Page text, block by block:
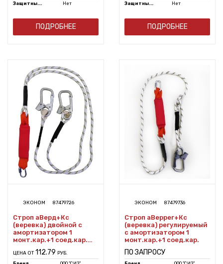
Защитны...
Нет
ПОДРОБНЕЕ
Защитны...
Нет
ПОДРОБНЕЕ
ЭКОНОМ 87479726
Строп аВерд+Кс
(веревка) двойной с
амортизатором 1
монт.кар.+1 соед.кар.
ЦЕНА ОТ 112.79 РУБ.
ЭКОНОМ 87479736
Строп аВеррег+Кс
(веревка) регулируемый
с амортизатором 1
монт.кар.+1 соед.кар.
ПО ЗАПРОСУ